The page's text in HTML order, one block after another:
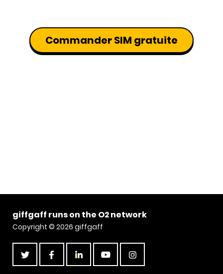
Commander SIM gratuite
giffgaff runs on the O2 network
Copyright © 2026 giffgaff